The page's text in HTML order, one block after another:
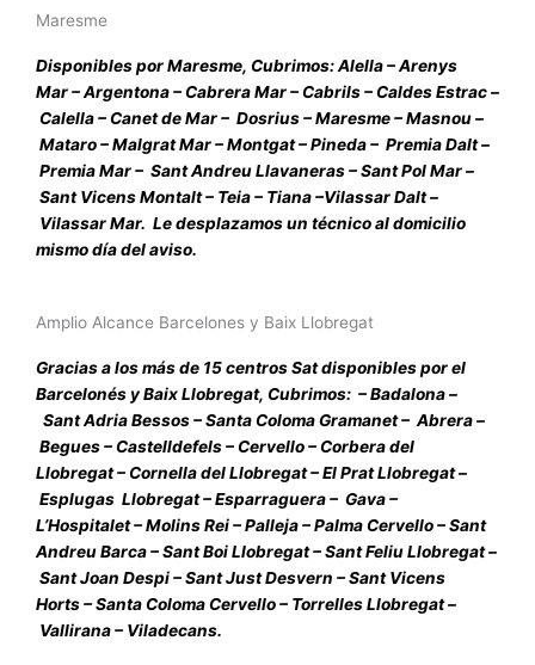
Maresme
Disponibles por Maresme, Cubrimos:Alella–Arenys
Mar–Argentona– Cabrera Mar– Cabrils– Caldes Estrac–
Calella– Canet de Mar– Dosrius–Maresme–Masnou–
Mataro–Malgrat Mar–Montgat–Pineda– Premia Dalt–
Premia Mar– Sant Andreu Llavaneras–Sant Pol Mar–
Sant Vicens Montalt– Teia– Tiana–Vilassar Dalt–
Vilassar Mar. Le desplazamos un técnico al domicilio
mismo día del aviso.
Amplio Alcance Barcelones y Baix Llobregat​​
Gracias a los más de 15 centros Sat disponibles por el
Barcelonés y Baix Llobregat, Cubrimos: –Badalona–
Sant Adria Bessos–Santa Coloma Gramanet– Abrera–
Begues– Castelldefels– Cervello– Corbera del
Llobregat– Cornella del Llobregat–El Prat Llobregat–
Esplugas Llobregat–Esparraguera– Gava–
L’Hospitalet–Molins Rei–Palleja–Palma Cervello–Sant
Andreu Barca–Sant Boi Llobregat–Sant Feliu Llobregat–
Sant Joan Despi–Sant Just Desvern –Sant Vicens
Horts–Santa Coloma Cervello– Torrelles Llobregat–
Vallirana– Viladecans.